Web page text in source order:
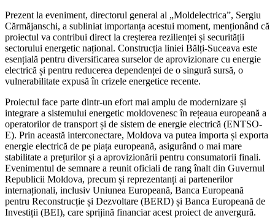
Prezent la eveniment, directorul general al „Moldelectrica”, Sergiu
Cărmăjanschi, a subliniat importanța acestui moment, menționând că
proiectul va contribui direct la creșterea rezilienței și securității
sectorului energetic național. Construcția liniei Bălți-Suceava este
esențială pentru diversificarea surselor de aprovizionare cu energie
electrică și pentru reducerea dependenței de o singură sursă, o
vulnerabilitate expusă în crizele energetice recente.
Proiectul face parte dintr-un efort mai amplu de modernizare și
integrare a sistemului energetic moldovenesc în rețeaua europeană a
operatorilor de transport și de sistem de energie electrică (ENTSO-
E). Prin această interconectare, Moldova va putea importa și exporta
energie electrică de pe piața europeană, asigurând o mai mare
stabilitate a prețurilor și a aprovizionării pentru consumatorii finali.
Evenimentul de semnare a reunit oficiali de rang înalt din Guvernul
Republicii Moldova, precum și reprezentanți ai partenerilor
internaționali, inclusiv Uniunea Europeană, Banca Europeană
pentru Reconstrucție și Dezvoltare (BERD) și Banca Europeană de
Investiții (BEI), care sprijină financiar acest proiect de anvergură.